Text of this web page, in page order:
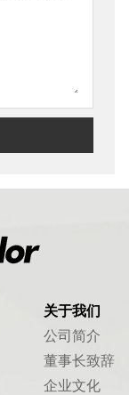
关于我们
公司简介
董事长致辞
企业文化